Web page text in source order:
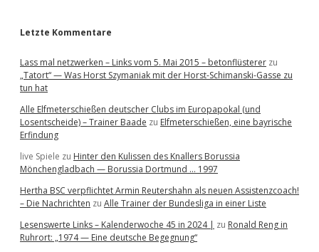
Letzte Kommentare
Lass mal netzwerken – Links vom 5. Mai 2015 – betonflüsterer zu
„Tatort“ — Was Horst Szymaniak mit der Horst-Schimanski-Gasse zu
tun hat
Alle Elfmeterschießen deutscher Clubs im Europapokal (und
Losentscheide) – Trainer Baade zu Elfmeterschießen, eine bayrische
Erfindung
live Spiele zu Hinter den Kulissen des Knallers Borussia
Mönchengladbach — Borussia Dortmund … 1997
Hertha BSC verpflichtet Armin Reutershahn als neuen Assistenzcoach!
– Die Nachrichten zu Alle Trainer der Bundesliga in einer Liste
Lesenswerte Links – Kalenderwoche 45 in 2024 | zu Ronald Reng in
Ruhrort: „1974 — Eine deutsche Begegnung“